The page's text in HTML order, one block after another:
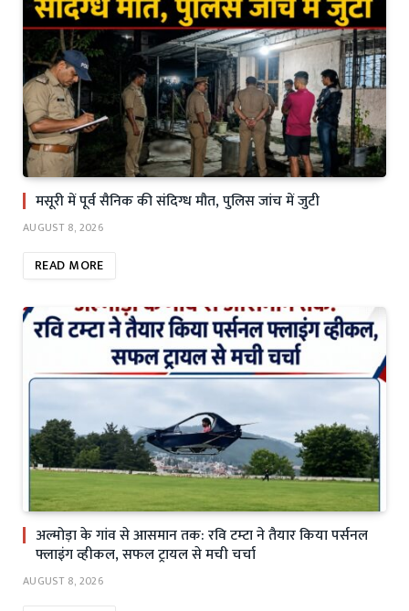
मसूरी में पूर्व सैनिक की संदिग्ध मौत, पुलिस जांच में जुटी
AUGUST 8, 2026
READ MORE
अल्मोड़ा के गांव से आसमान तक: रवि टम्टा ने तैयार किया पर्सनल
फ्लाइंग व्हीकल, सफल ट्रायल से मची चर्चा
AUGUST 8, 2026